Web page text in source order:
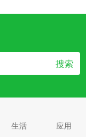
搜索
生活 应用